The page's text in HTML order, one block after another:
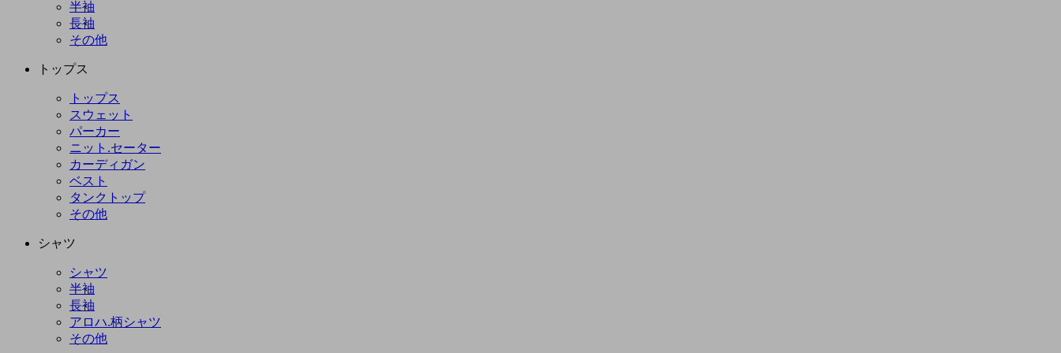
半袖
長袖
その他
トップス
トップス
スウェット
パーカー
ニット.セーター
カーディガン
ベスト
タンクトップ
その他
シャツ
シャツ
半袖
長袖
アロハ.柄シャツ
その他